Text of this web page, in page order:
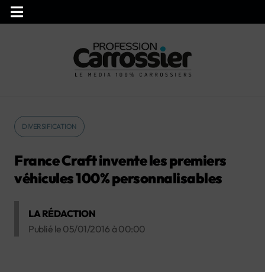
DIVERSIFICATION
France Craft invente les premiers
véhicules 100% personnalisables
LA RÉDACTION
Publié le 05/01/2016 à 00:00